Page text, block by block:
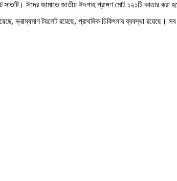
সাতটি। ঈদের জামাতে জাতীয় ঈদগাহ প্রাঙ্গণ মোট ১২১টি কাতার
ভ্রাম্যমাণ টয়লেট রয়েছে, প্রাথমিক চিকিৎসার ব্যবস্থা